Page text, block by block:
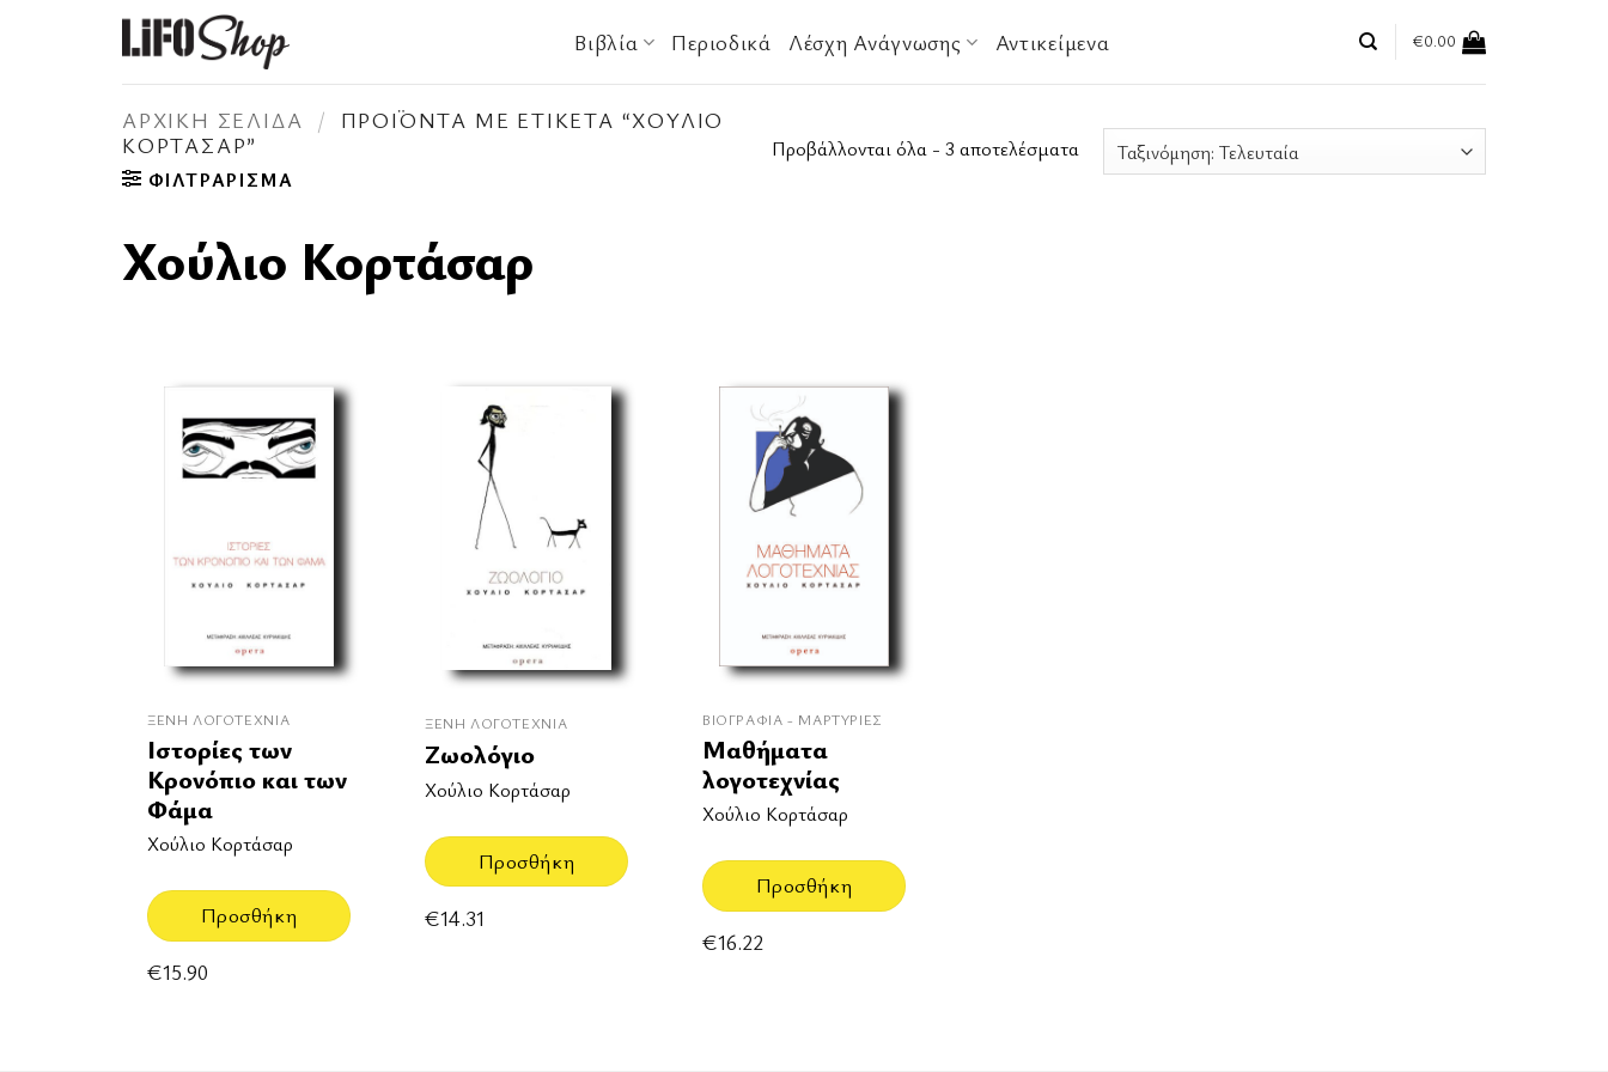
Βιβλία Περιοδικά Λέσχη Ανάγνωσης Αντικείμενα €0.00
ΑΡΧΙΚΉ ΣΕΛΊΔΑ /
ΠΡΟΪΌΝΤΑ ΜΕ ΕΤΙΚΈΤΑ “ΧΟΎΛΙΟ
ΚΟΡΤΆΣΑΡ”
ΦΙΛΤΡΆΡΙΣΜΑ
Προβάλλονται όλα - 3 αποτελέσματα Sorted
Χούλιο Κορτάσαρ
ΞΈΝΗ ΛΟΓΟΤΕΧΝΊΑ
Ιστορίες των
Κρονόπιο και των
Φάμα
Χούλιο Κορτάσαρ
Προσθήκη
€15.90
ΞΈΝΗ ΛΟΓΟΤΕΧΝΊΑ
Ζωολόγιο
Χούλιο Κορτάσαρ
Προσθήκη
€14.31
ΒΙΟΓΡΑΦΊΑ - ΜΑΡΤΥΡΊΕΣ
Μαθήματα
λογοτεχνίας
Χούλιο Κορτάσαρ
Προσθήκη
€16.22